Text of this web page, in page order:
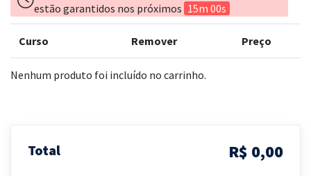
estão garantidos nos próximos 15m 00s
Curso Remover Preço
Nenhum produto foi incluído no carrinho.
Total R$ 0,00